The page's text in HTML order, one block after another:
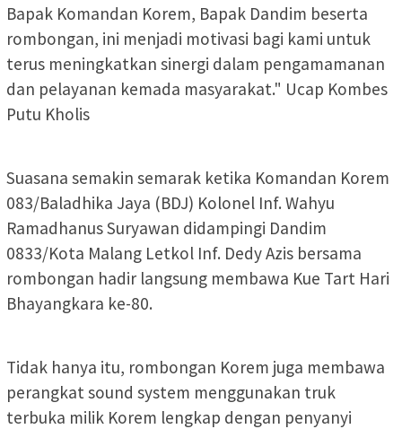
Bapak Komandan Korem, Bapak Dandim beserta
rombongan, ini menjadi motivasi bagi kami untuk
terus meningkatkan sinergi dalam pengamamanan
dan pelayanan kemada masyarakat." Ucap Kombes
Putu Kholis
Suasana semakin semarak ketika Komandan Korem
083/Baladhika Jaya (BDJ) Kolonel Inf. Wahyu
Ramadhanus Suryawan didampingi Dandim
0833/Kota Malang Letkol Inf. Dedy Azis bersama
rombongan hadir langsung membawa Kue Tart Hari
Bhayangkara ke-80.
Tidak hanya itu, rombongan Korem juga membawa
perangkat sound system menggunakan truk
terbuka milik Korem lengkap dengan penyanyi